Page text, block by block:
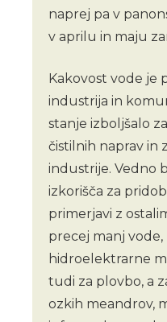
naprej pa v
v aprilu in maju
Kakovost vode je
industrija in
stanje izboljšalo
čistilnih naprav in
industrije. Vedno
izkorišča za
primerjavi z
precej manj vode,
hidroelektrarne
tudi za plovbo, a
ozkih meandrov,